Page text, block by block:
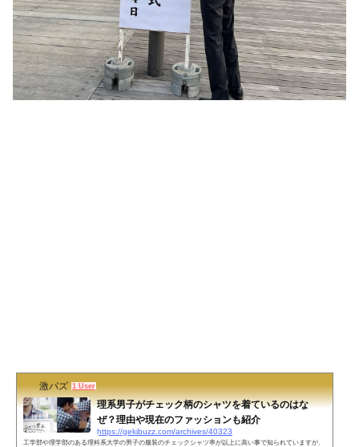
激バズ 1 User
理系男子がチェック柄のシャツを着ているのはな
ぜ？理由や現在のファッションも紹介
https://gekibuzz.com/archives/40323
工学部や理学部のある理科系大学の男子の服装のチェックシャツ率が以上に高い事で知られていますが、